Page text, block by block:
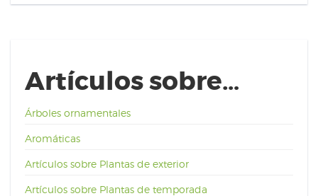
Artículos sobre…
Árboles ornamentales
Aromáticas
Artículos sobre Plantas de exterior
Artículos sobre Plantas de temporada